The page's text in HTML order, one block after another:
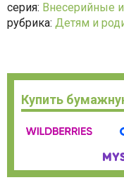
серия: Внесерийные
рубрика: Детям и
Купить